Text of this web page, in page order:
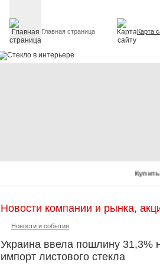
Главная страница Карта
Новости компании и рынка,
Новости и события
Украина ввела пошлину 31,3%
импорт листового стекла